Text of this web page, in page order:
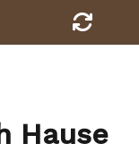
Hause